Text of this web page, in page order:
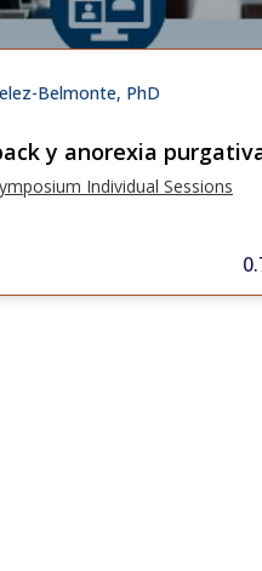
Belmonte, PhD
y anorexia
Individual Sessions